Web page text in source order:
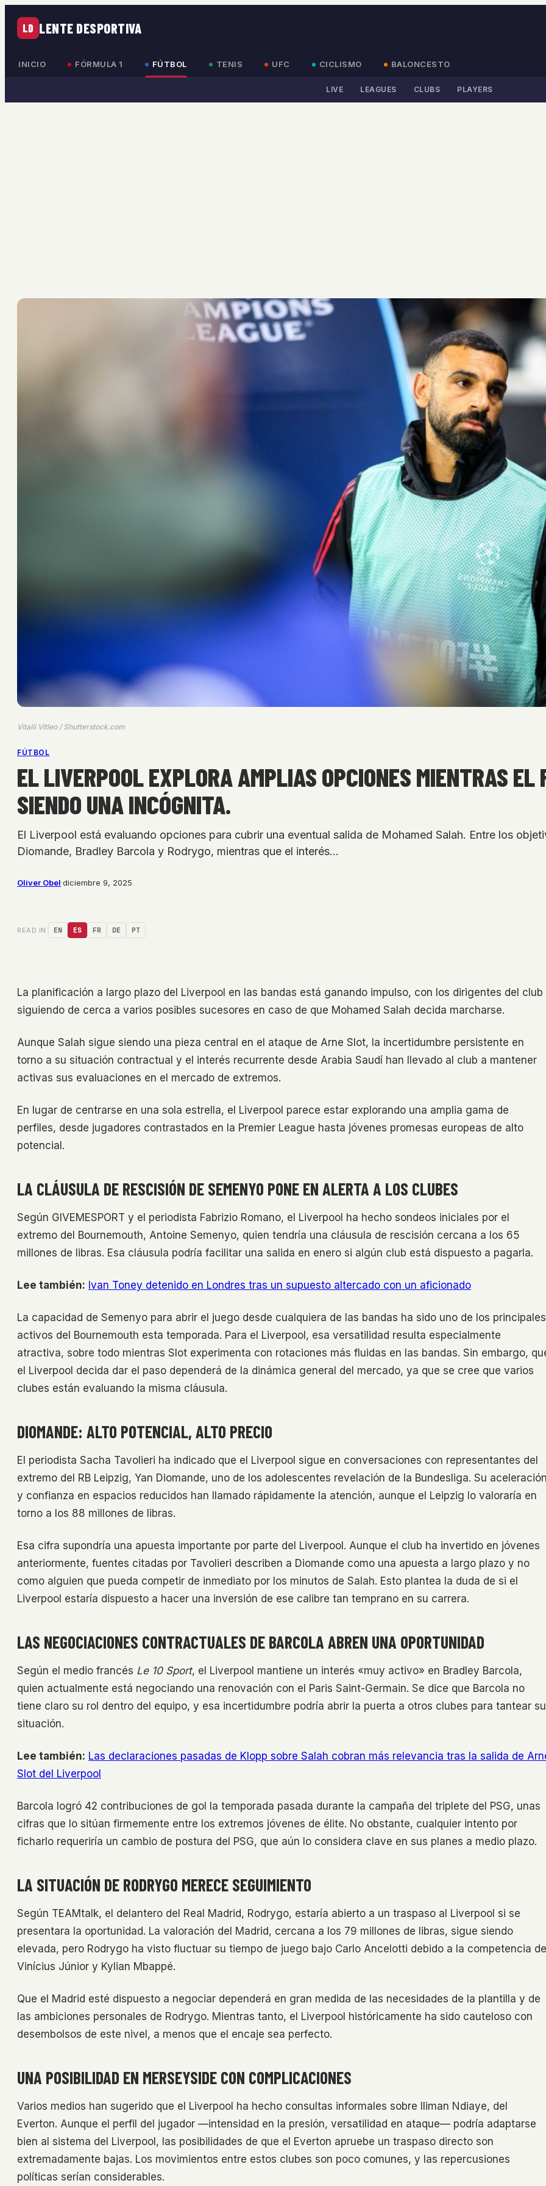
LD LENTE DESPORTIVA
INICIO FÓRMULA 1 FÚTBOL TENIS UFC CICLISMO BALONCESTO
LIVE LEAGUES CLUBS PLAYERS
Vitalii Vitleo / Shutterstock.com
FÚTBOL
EL LIVERPOOL EXPLORA AMPLIAS OPCIONES MIENTRAS EL
SIENDO UNA INCÓGNITA.
El Liverpool está evaluando opciones para cubrir una eventual salida de Mohamed Salah. Entre los
Diomande, Bradley Barcola y Rodrygo, mientras que el interés…
Oliver Obel·diciembre 9, 2025
READ IN: EN ES FR DE PT
La planificación a largo plazo del Liverpool en las bandas está ganando impulso, con los dirigentes del club
siguiendo de cerca a varios posibles sucesores en caso de que Mohamed Salah decida marcharse.
Aunque Salah sigue siendo una pieza central en el ataque de Arne Slot, la incertidumbre persistente en
torno a su situación contractual y el interés recurrente desde Arabia Saudí han llevado al club a mantener
activas sus evaluaciones en el mercado de extremos.
En lugar de centrarse en una sola estrella, el Liverpool parece estar explorando una amplia gama de
perfiles, desde jugadores contrastados en la Premier League hasta jóvenes promesas europeas de alto
potencial.
LA CLÁUSULA DE RESCISIÓN DE SEMENYO PONE EN ALERTA A LOS CLUBES
Según GIVEMESPORT y el periodista Fabrizio Romano, el Liverpool ha hecho sondeos iniciales por el
extremo del Bournemouth, Antoine Semenyo, quien tendría una cláusula de rescisión cercana a los 65
millones de libras. Esa cláusula podría facilitar una salida en enero si algún club está dispuesto a pagarla.
Lee también: Ivan Toney detenido en Londres tras un supuesto altercado con un aficionado
La capacidad de Semenyo para abrir el juego desde cualquiera de las bandas ha sido uno de los principales
activos del Bournemouth esta temporada. Para el Liverpool, esa versatilidad resulta especialmente
atractiva, sobre todo mientras Slot experimenta con rotaciones más fluidas en las bandas. Sin embargo,
el Liverpool decida dar el paso dependerá de la dinámica general del mercado, ya que se cree que varios
clubes están evaluando la misma cláusula.
DIOMANDE: ALTO POTENCIAL, ALTO PRECIO
El periodista Sacha Tavolieri ha indicado que el Liverpool sigue en conversaciones con representantes del
extremo del RB Leipzig, Yan Diomande, uno de los adolescentes revelación de la Bundesliga. Su
y confianza en espacios reducidos han llamado rápidamente la atención, aunque el Leipzig lo valoraría en
torno a los 88 millones de libras.
Esa cifra supondría una apuesta importante por parte del Liverpool. Aunque el club ha invertido en jóvenes
anteriormente, fuentes citadas por Tavolieri describen a Diomande como una apuesta a largo plazo y no
como alguien que pueda competir de inmediato por los minutos de Salah. Esto plantea la duda de si el
Liverpool estaría dispuesto a hacer una inversión de ese calibre tan temprano en su carrera.
LAS NEGOCIACIONES CONTRACTUALES DE BARCOLA ABREN UNA OPORTUNIDAD
Según el medio francés Le 10 Sport, el Liverpool mantiene un interés «muy activo» en Bradley Barcola,
quien actualmente está negociando una renovación con el Paris Saint-Germain. Se dice que Barcola no
tiene claro su rol dentro del equipo, y esa incertidumbre podría abrir la puerta a otros clubes para tantear su
situación.
Lee también: Las declaraciones pasadas de Klopp sobre Salah cobran más relevancia tras la salida de
Slot del Liverpool
Barcola logró 42 contribuciones de gol la temporada pasada durante la campaña del triplete del PSG, unas
cifras que lo sitúan firmemente entre los extremos jóvenes de élite. No obstante, cualquier intento por
ficharlo requeriría un cambio de postura del PSG, que aún lo considera clave en sus planes a medio plazo.
LA SITUACIÓN DE RODRYGO MERECE SEGUIMIENTO
Según TEAMtalk, el delantero del Real Madrid, Rodrygo, estaría abierto a un traspaso al Liverpool si se
presentara la oportunidad. La valoración del Madrid, cercana a los 79 millones de libras, sigue siendo
elevada, pero Rodrygo ha visto fluctuar su tiempo de juego bajo Carlo Ancelotti debido a la competencia de
Vinícius Júnior y Kylian Mbappé.
Que el Madrid esté dispuesto a negociar dependerá en gran medida de las necesidades de la plantilla y de
las ambiciones personales de Rodrygo. Mientras tanto, el Liverpool históricamente ha sido cauteloso con
desembolsos de este nivel, a menos que el encaje sea perfecto.
UNA POSIBILIDAD EN MERSEYSIDE CON COMPLICACIONES
Varios medios han sugerido que el Liverpool ha hecho consultas informales sobre Iliman Ndiaye, del
Everton. Aunque el perfil del jugador —intensidad en la presión, versatilidad en ataque— podría adaptarse
bien al sistema del Liverpool, las posibilidades de que el Everton apruebe un traspaso directo son
extremadamente bajas. Los movimientos entre estos clubes son poco comunes, y las repercusiones
políticas serían considerables.